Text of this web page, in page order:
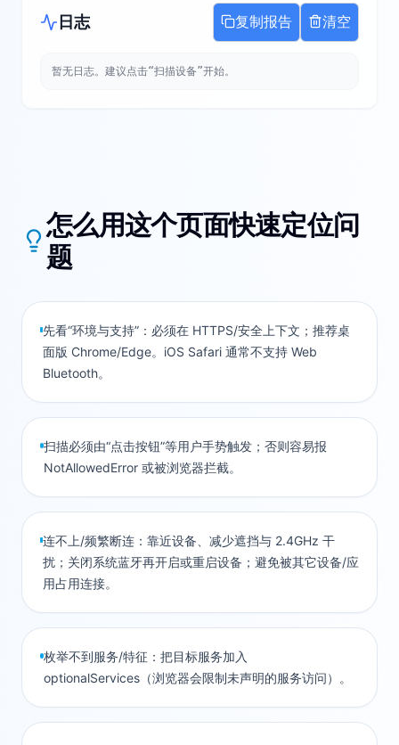
日志 复制报告 清空
暂无日志。建议点击“扫描设备”开始。
怎么用这个页面快速定位问
题
先看“环境与支持”：必须在 HTTPS/安全上下文；推荐桌
面版 Chrome/Edge。iOS Safari 通常不支持 Web
Bluetooth。
扫描必须由“点击按钮”等用户手势触发；否则容易报
NotAllowedError 或被浏览器拦截。
连不上/频繁断连：靠近设备、减少遮挡与 2.4GHz 干
扰；关闭系统蓝牙再开启或重启设备；避免被其它设备/应
用占用连接。
枚举不到服务/特征：把目标服务加入
optionalServices（浏览器会限制未声明的服务访问）。